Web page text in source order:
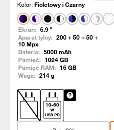
Kolor:Fioletowy i Czarny
Ekran: 6.9 "
Aparat tylny: 200 + 50 + 50 +
10Mpx
Bateria: 5000mAh
Pamięć: 1024GB
Pamięć RAM: 16GB
Waga: 214g
10-60
W
USB PD